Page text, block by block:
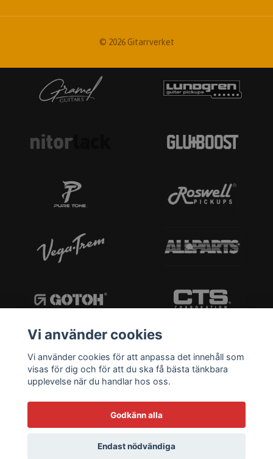
© 2026 Gitarrverket
Vi använder cookies
Vi använder cookies för att anpassa det innehåll som
visas för dig och för att du ska få bästa tänkbara
upplevelse när du handlar hos oss.
Godkänn alla
Endast nödvändiga